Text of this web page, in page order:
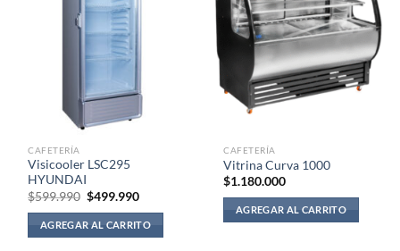
CAFETERÍA
Visicooler LSC295
HYUNDAI
$599.990 El
original
era:
$599.990.
$499.990El
actual
es:
$499.990.
AGREGAR AL CARRITO
CAFETERÍA
Vitrina Curva 1000
$1.180.000
AGREGAR AL CARRITO